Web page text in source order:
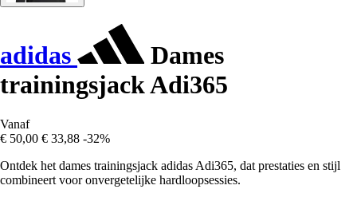
adidas
Dames
trainingsjack Adi365
Vanaf
€ 50,00 € 33,88 -32%
Ontdek het dames trainingsjack adidas Adi365, dat prestaties en stijl
combineert voor onvergetelijke hardloopsessies.